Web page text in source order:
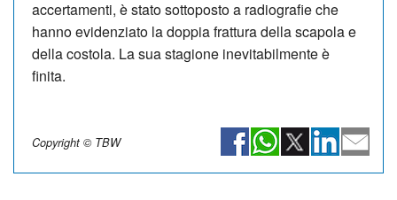
accertamenti, è stato sottoposto a radiografie che
hanno evidenziato la doppia frattura della scapola e
della costola. La sua stagione inevitabilmente è
finita.
Copyright © TBW